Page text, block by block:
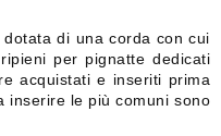
di una corda con cui
per pignatte dedicati
acquistati e inseriti prima
inserire le più comuni sono